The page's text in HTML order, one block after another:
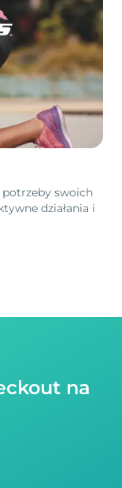
potrzeby swoich
działania i
na